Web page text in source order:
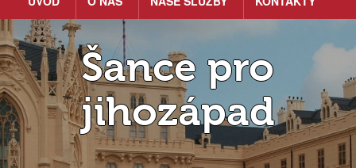
Šance pro
jihozápad